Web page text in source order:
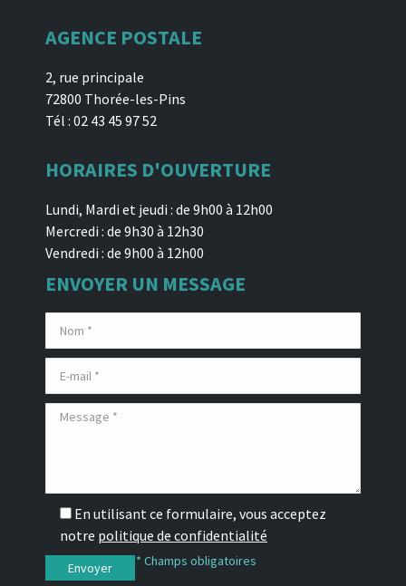
AGENCE POSTALE
2, rue principale
72800 Thorée-les-Pins
Tél : 02 43 45 97 52
HORAIRES D'OUVERTURE
Lundi, Mardi et jeudi : de 9h00 à 12h00
Mercredi : de 9h30 à 12h30
Vendredi : de 9h00 à 12h00
ENVOYER UN MESSAGE
En utilisant ce formulaire, vous acceptez
notre politique de confidentialité
* Champs obligatoires